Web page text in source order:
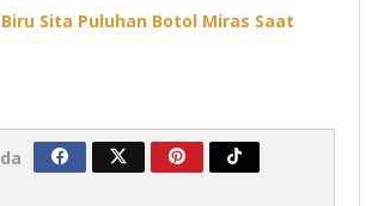
Sita Puluhan Botol Miras Saat